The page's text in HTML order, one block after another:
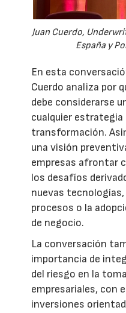
Juan Cuerdo,
España y
En esta
Cuerdo analiza por
debe considerarse
cualquier
transformación.
una visión
empresas afrontar
los desafíos
nuevas
procesos o la
de negocio.
La conversación
importancia de
del riesgo en la
empresariales, con
inversiones